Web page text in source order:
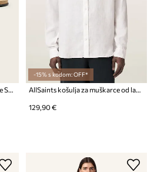
AllSaints sandale za žene od kože Staffa Sandal
-15% s kodom: OFF*
AllSaints košulja za muškarce od lana LOOM
129,90 €